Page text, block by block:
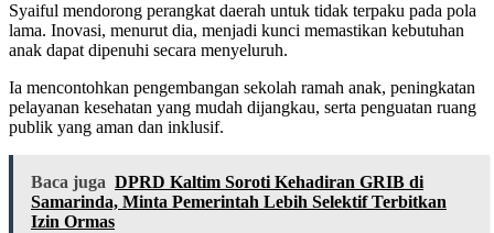
Syaiful mendorong perangkat daerah untuk tidak terpaku pada pola
lama. Inovasi, menurut dia, menjadi kunci memastikan kebutuhan
anak dapat dipenuhi secara menyeluruh.
Ia mencontohkan pengembangan sekolah ramah anak, peningkatan
pelayanan kesehatan yang mudah dijangkau, serta penguatan ruang
publik yang aman dan inklusif.
Baca juga DPRD Kaltim Soroti Kehadiran GRIB di
Samarinda, Minta Pemerintah Lebih Selektif Terbitkan
Izin Ormas